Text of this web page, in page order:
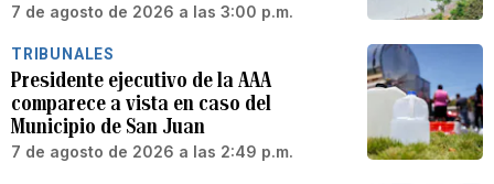
7 de agosto de 2026 a las 3:00 p.m.
TRIBUNALES
Presidente ejecutivo de la AAA
comparece a vista en caso del
Municipio de San Juan
7 de agosto de 2026 a las 2:49 p.m.